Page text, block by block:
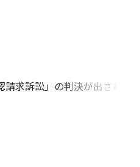
, 親子間の情愛と子の人格形
と見なした, 子から親への報
ており, 『未だ見ぬ親』には,
求訴訟」の判決が出された. 係
派住民(被告)を提訴したもの
るために提訴した. 本係争地は
る地域は数多くあり, 本係争
ことを提示するのが, 本稿の主